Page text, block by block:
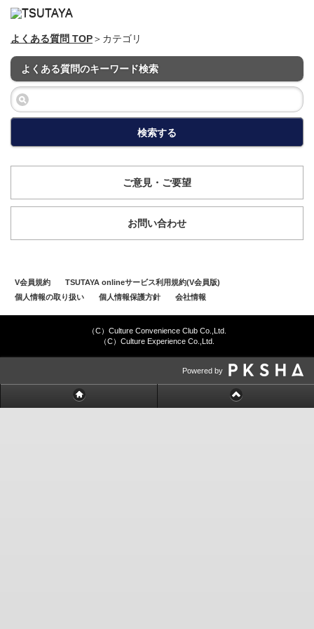
よくある質問 TOP＞カテゴリ
よくある質問のキーワード検索
検索する
ご意見・ご要望
お問い合わせ
V会員規約
TSUTAYA onlineサービス利用規約(V会員版)
個人情報の取り扱い
個人情報保護方針 会社情報
（C）Culture Convenience Club Co.,Ltd.
（C）Culture Experience Co.,Ltd.
Powered by